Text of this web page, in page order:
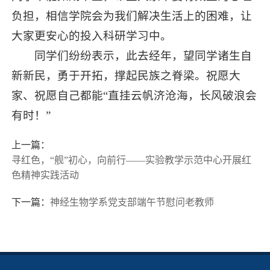
负担，相信学院会为我们解决生活上的困难，让
大家更安心的投入科研学习中。
同学们纷纷表示，此去经年，望同学诸生自
新新民，勇于开拓，撑起民族之脊梁。祝愿大
家、祝愿自己都能“直挂云帆济沧海，长风破浪会
有时！”
上一篇：
寻红色，“舰”初心，向前行——实验教学示范中心开展红
色精神实践活动
下一篇：神经生物学系党支部端午节慰问老教师